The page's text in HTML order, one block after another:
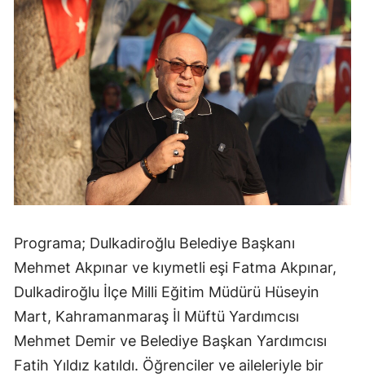
Programa; Dulkadiroğlu Belediye Başkanı
Mehmet Akpınar ve kıymetli eşi Fatma Akpınar,
Dulkadiroğlu İlçe Milli Eğitim Müdürü Hüseyin
Mart, Kahramanmaraş İl Müftü Yardımcısı
Mehmet Demir ve Belediye Başkan Yardımcısı
Fatih Yıldız katıldı. Öğrenciler ve aileleriyle bir